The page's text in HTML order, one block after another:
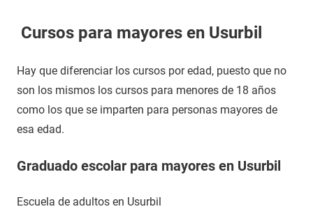
Cursos para mayores en Usurbil
Hay que diferenciar los cursos por edad, puesto que no
son los mismos los cursos para menores de 18 años
como los que se imparten para personas mayores de
esa edad.
Graduado escolar para mayores en Usurbil
Escuela de adultos en Usurbil